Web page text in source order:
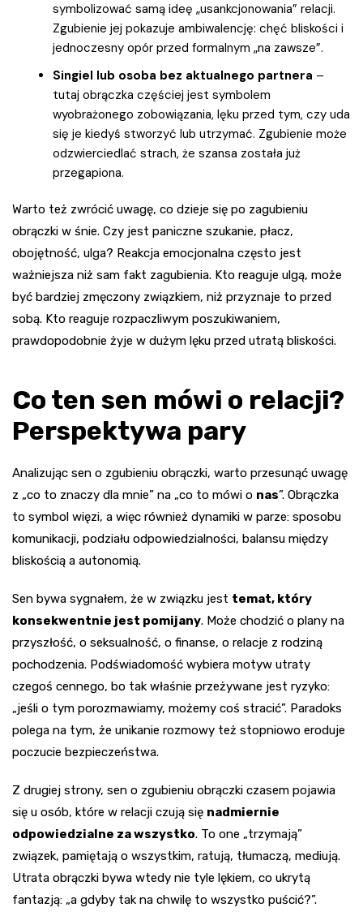
symbolizować samą ideę „usankcjonowania” relacji.
Zgubienie jej pokazuje ambiwalencję: chęć bliskości i
jednoczesny opór przed formalnym „na zawsze”.
Singiel lub osoba bez aktualnego partnera –
tutaj obrączka częściej jest symbolem
wyobrażonego zobowiązania, lęku przed tym, czy uda
się je kiedyś stworzyć lub utrzymać. Zgubienie może
odzwierciedlać strach, że szansa została już
przegapiona.
Warto też zwrócić uwagę, co dzieje się po zagubieniu
obrączki w śnie. Czy jest paniczne szukanie, płacz,
obojętność, ulga? Reakcja emocjonalna często jest
ważniejsza niż sam fakt zagubienia. Kto reaguje ulgą, może
być bardziej zmęczony związkiem, niż przyznaje to przed
sobą. Kto reaguje rozpaczliwym poszukiwaniem,
prawdopodobnie żyje w dużym lęku przed utratą bliskości.
Co ten sen mówi o relacji?
Perspektywa pary
Analizując sen o zgubieniu obrączki, warto przesunąć uwagę
z „co to znaczy dla mnie” na „co to mówi o nas”. Obrączka
to symbol więzi, a więc również dynamiki w parze: sposobu
komunikacji, podziału odpowiedzialności, balansu między
bliskością a autonomią.
Sen bywa sygnałem, że w związku jest temat, który
konsekwentnie jest pomijany. Może chodzić o plany na
przyszłość, o seksualność, o finanse, o relacje z rodziną
pochodzenia. Podświadomość wybiera motyw utraty
czegoś cennego, bo tak właśnie przeżywane jest ryzyko:
„jeśli o tym porozmawiamy, możemy coś stracić”. Paradoks
polega na tym, że unikanie rozmowy też stopniowo eroduje
poczucie bezpieczeństwa.
Z drugiej strony, sen o zgubieniu obrączki czasem pojawia
się u osób, które w relacji czują się nadmiernie
odpowiedzialne za wszystko. To one „trzymają”
związek, pamiętają o wszystkim, ratują, tłumaczą, mediują.
Utrata obrączki bywa wtedy nie tyle lękiem, co ukrytą
fantazją: „a gdyby tak na chwilę to wszystko puścić?”.